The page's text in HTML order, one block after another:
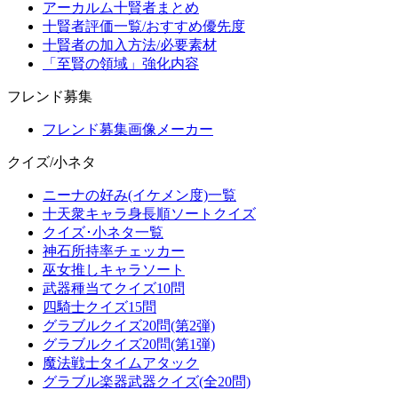
アーカルム十賢者まとめ
十賢者評価一覧/おすすめ優先度
十賢者の加入方法/必要素材
「至賢の領域」強化内容
フレンド募集
フレンド募集画像メーカー
クイズ/小ネタ
ニーナの好み(イケメン度)一覧
十天衆キャラ身長順ソートクイズ
クイズ･小ネタ一覧
神石所持率チェッカー
巫女推しキャラソート
武器種当てクイズ10問
四騎士クイズ15問
グラブルクイズ20問(第2弾)
グラブルクイズ20問(第1弾)
魔法戦士タイムアタック
グラブル楽器武器クイズ(全20問)